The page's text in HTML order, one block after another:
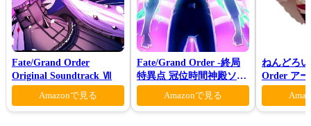
Fate/Grand Order
Original Soundtrack Ⅶ
Amazonで見る
Fate/Grand Order -終局
特異点 冠位時間神殿ソロ
モン-(完全生産限定版)
Amazonで見る
ねんどろ
Order ア
ァン シー